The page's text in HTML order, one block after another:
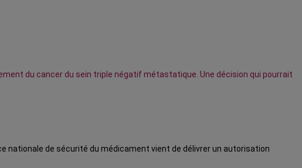
du cancer du sein triple négatif métastatique. Une décision qui pourrait
nationale de sécurité du médicament vient de délivrer un autorisation